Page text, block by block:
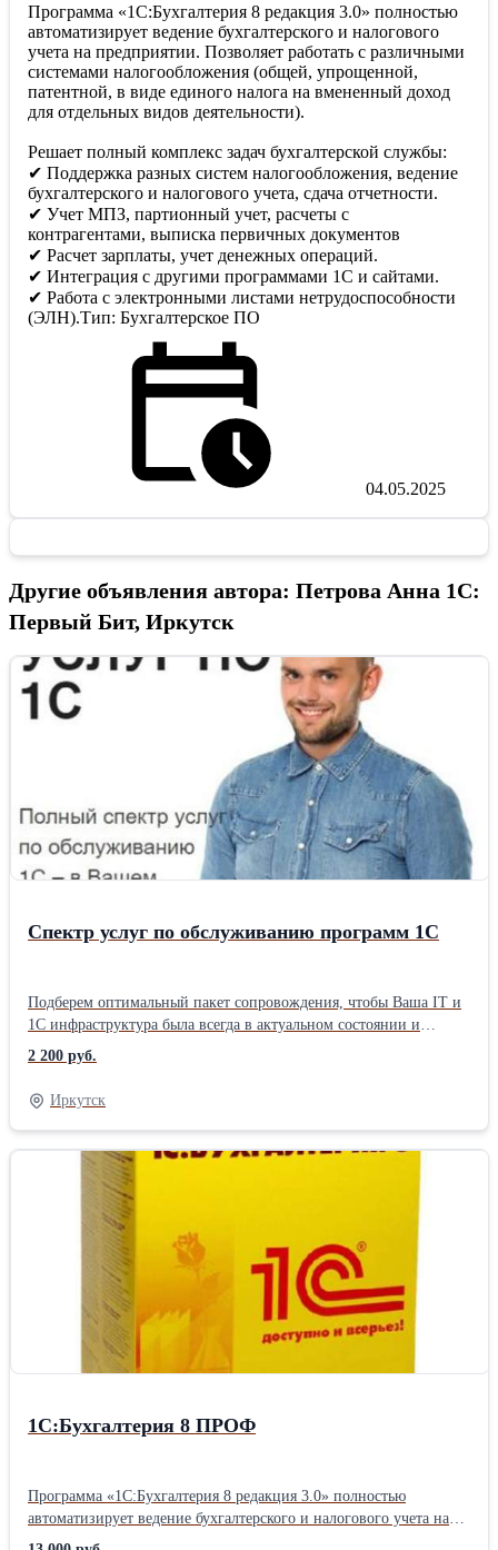
Программа «1С:Бухгалтерия 8 редакция 3.0» полностью
автоматизирует ведение бухгалтерского и налогового
учета на предприятии. Позволяет работать с различными
системами налогообложения (общей, упрощенной,
патентной, в виде единого налога на вмененный доход
для отдельных видов деятельности).
Решает полный комплекс задач бухгалтерской службы:
✔ Поддержка разных систем налогообложения, ведение
бухгалтерского и налогового учета, сдача отчетности.
✔ Учет МПЗ, партионный учет, расчеты с
контрагентами, выписка первичных документов
✔ Расчет зарплаты, учет денежных операций.
✔ Интеграция с другими программами 1С и сайтами.
✔ Работа с электронными листами нетрудоспособности
(ЭЛН).Тип: Бухгалтерское ПО
04.05.2025
Другие объявления автора: Петрова Анна 1С:
Первый Бит, Иркутск
Спектр услуг по обслуживанию программ 1С
Подберем оптимальный пакет сопровождения, чтобы Ваша IT и
1С инфраструктура была всегда в актуальном состоянии и
работала без перебоев: * 1С КП (ИТС) – стандарт фирмы «1С»
по поддержке клиентов; * Абонентское сопровождение 1С; *
Абонентское сопровождение магазина; * Линия консультации
24/7; * Корпоративное обслуживание; * Техническая поддержка
ИТ-инфраструктуры. Мы всегда готовы помочь Вам: *
автоматизировать ведение бухгалтерского и налогового учета; *
автоматизировать работу отдела кадров: от найма сотрудников и
до подготовки отчетов в ПФР и ФСС; * автоматизировать
учет бюджетных учреждений согласно законодательству РФ; *
автоматизировать медицинские организации; * выстроить
прозрачную систему финансового учета, автоматизировать
бюджетирование и казначейство; * автоматизировать розничную
торговлю в соответствии с ФЗ-54 и требованиями маркировки; *
перейти на российское ПО. Вы можете пройти индивидуальное
или корпоративное обучение по работе в 1С в офисе Первого
Бита и онлайн
2 200 руб.
Иркутск
1C:Бухгалтерия 8 ПРОФ
Программа «1С:Бухгалтерия 8 редакция 3.0» полностью
автоматизирует ведение бухгалтерского и налогового учета на
предприятии. Позволяет работать с различными системами